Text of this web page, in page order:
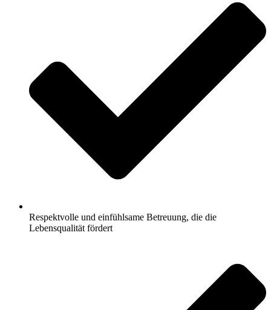
Respektvolle und einfühlsame Betreuung, die die
Lebensqualität fördert